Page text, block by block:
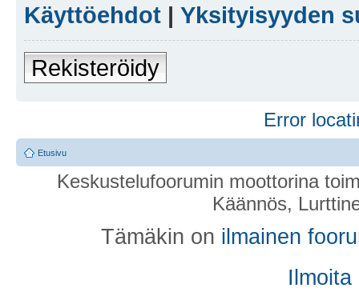
Käyttöehdot | Yksityisyyden
Rekisteröidy
Error
Etusivu
Keskustelufoorumin moottorina
Käännös,
Tämäkin on ilmainen